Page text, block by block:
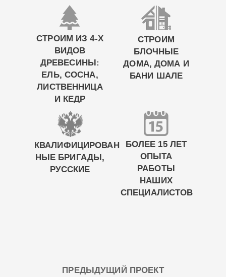
СТРОИМ ИЗ 4-Х
ВИДОВ
ДРЕВЕСИНЫ:
ЕЛЬ, СОСНА,
ЛИСТВЕННИЦА
И КЕДР
СТРОИМ
БЛОЧНЫЕ
ДОМА, ДОМА И
БАНИ ШАЛЕ
КВАЛИФИЦИРОВАН
НЫЕ БРИГАДЫ,
РУССКИЕ
БОЛЕЕ 15 ЛЕТ
ОПЫТА
РАБОТЫ
НАШИХ
СПЕЦИАЛИСТОВ
ПРЕДЫДУЩИЙ ПРОЕКТ